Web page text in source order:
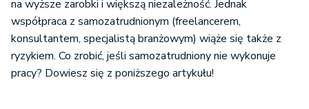
na wyższe zarobki i większą niezależność. Jednak
współpraca z samozatrudnionym (freelancerem,
konsultantem, specjalistą branżowym) wiąże się także z
ryzykiem. Co zrobić, jeśli samozatrudniony nie wykonuje
pracy? Dowiesz się z poniższego artykułu!